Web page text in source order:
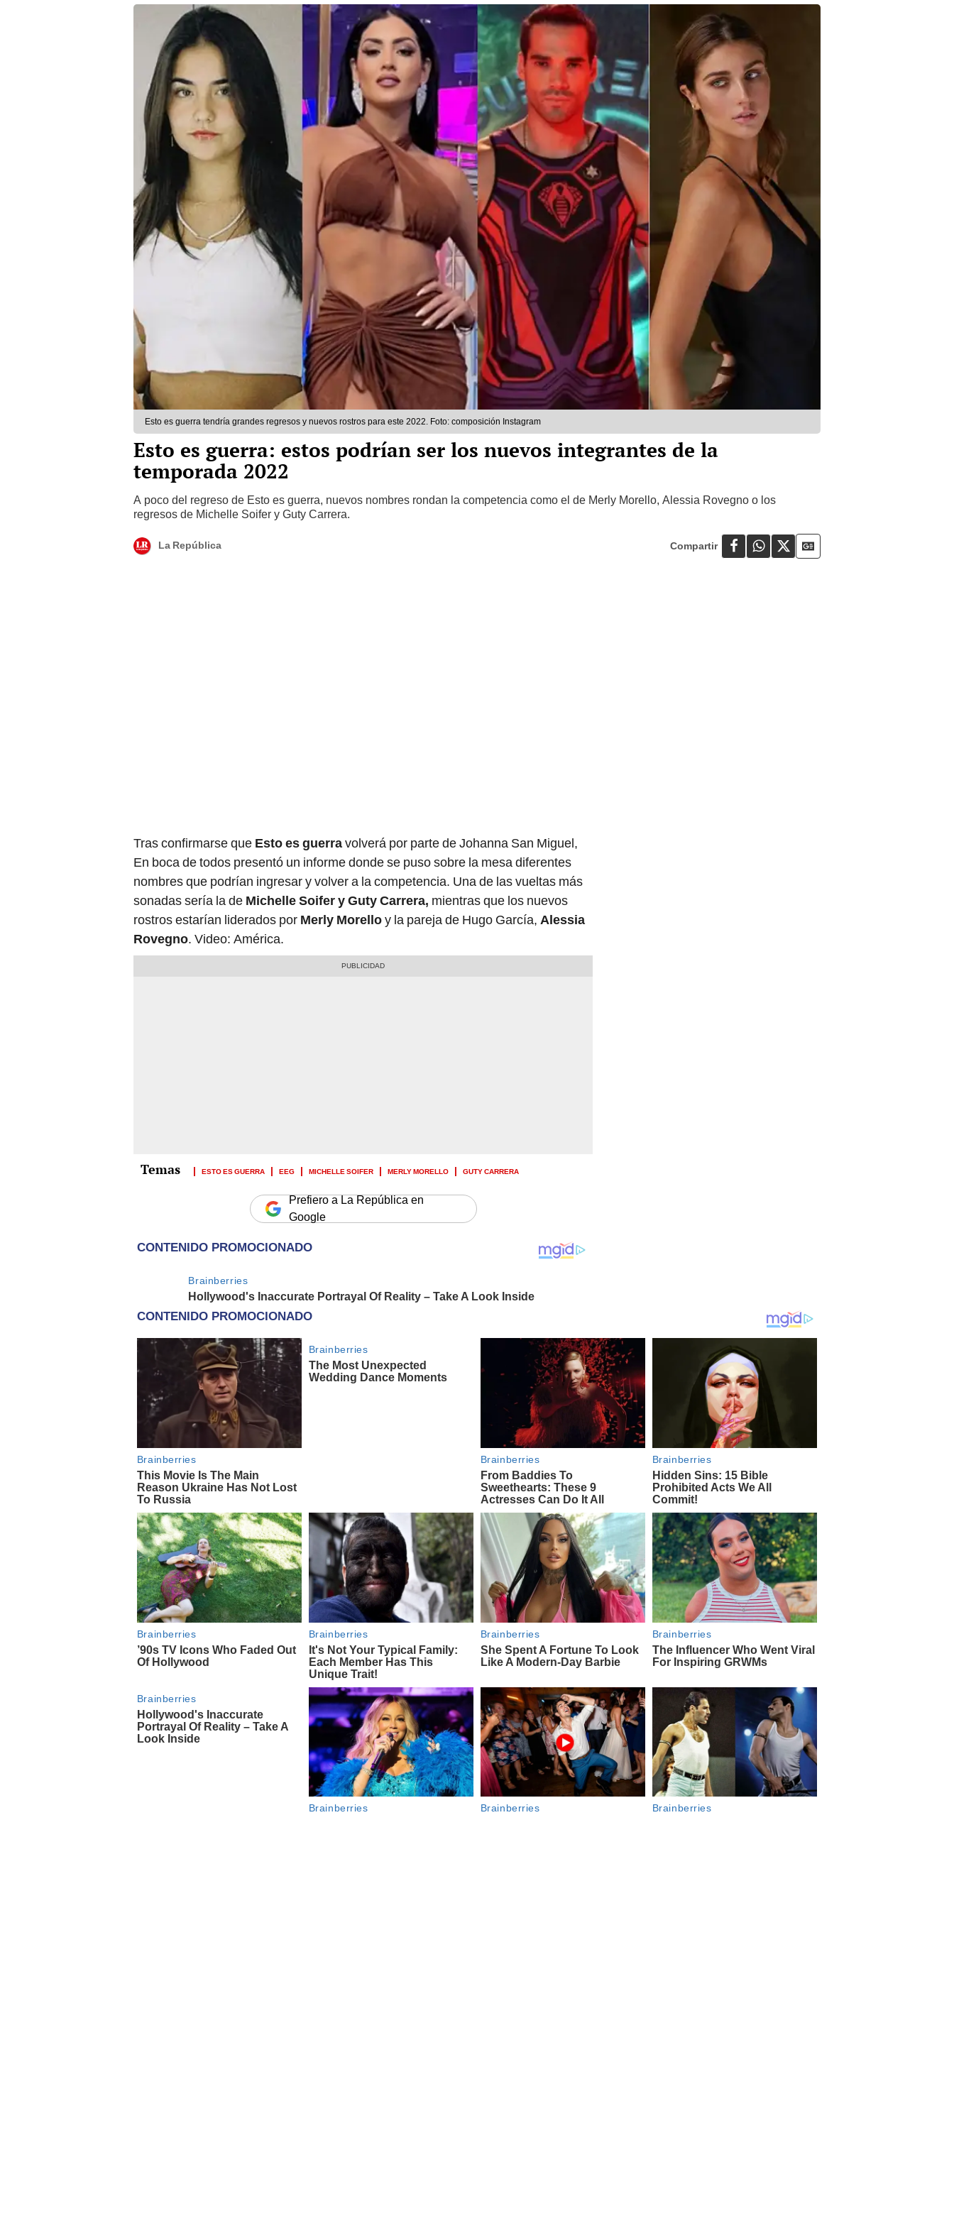
Esto es guerra tendría grandes regresos y nuevos rostros para este 2022. Foto: composición Instagram
Esto es guerra: estos podrían ser los nuevos integrantes de la
temporada 2022
A poco del regreso de Esto es guerra, nuevos nombres rondan la competencia como el de Merly Morello, Alessia Rovegno o los
regresos de Michelle Soifer y Guty Carrera.
La República
Tras confirmarse que Esto es guerravolverá por parte de Johanna San Miguel,
En boca de todos presentó un informe donde se puso sobre la mesa diferentes
nombres que podrían ingresar y volver a la competencia. Una de las vueltas más
sonadas sería la de Michelle Soifer y Guty Carrera, mientras que los nuevos
rostros estarían liderados por Merly Morelloy la pareja de Hugo García, Alessia
Rovegno. Video: América.
ESTO ES GUERRA EEG MICHELLE SOIFER MERLY MORELLO GUTY CARRERA
Prefiero a La República en
Google